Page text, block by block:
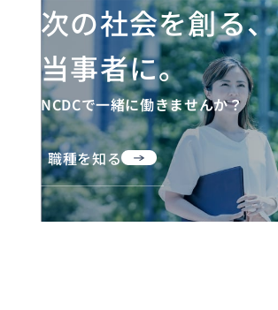
次の社会を創る、
当事者に。
NCDCで一緒に働きませんか？
職種を知る